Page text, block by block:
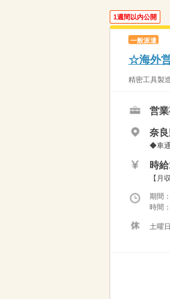
1週間以内公開
一般派遣
☆海外
精密工具製
営
奈
◆車
時
【月
期間
時間
土曜